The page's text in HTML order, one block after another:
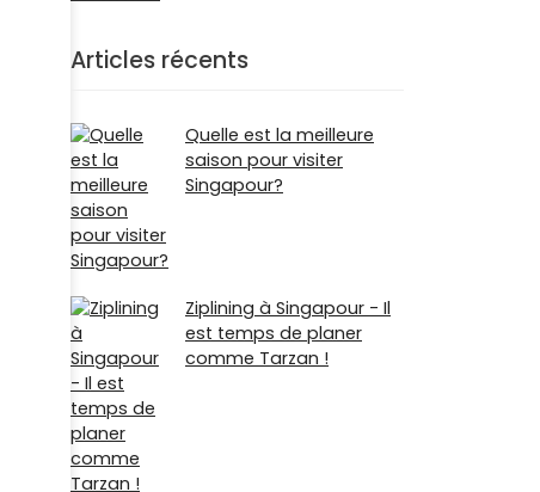
Articles récents
Quelle est la meilleure
saison pour visiter
Singapour?
Ziplining à Singapour - Il
est temps de planer
comme Tarzan !